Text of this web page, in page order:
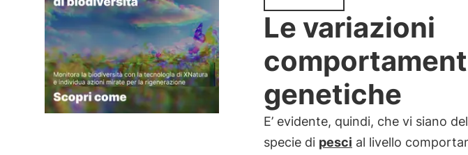
Le variazioni
genetiche
E’ evidente, quindi, che vi siano
specie di pesci al livello